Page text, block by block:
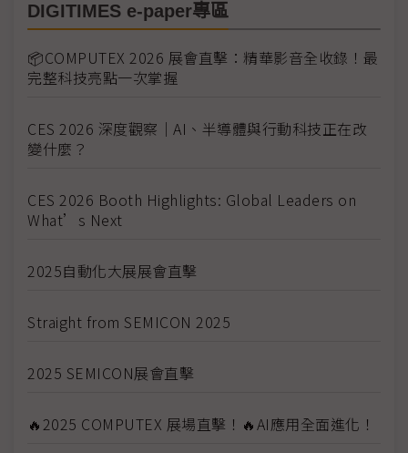
DIGITIMES e-paper專區
📦COMPUTEX 2026 展會直擊：精華影音全收錄！最
完整科技亮點一次掌握
CES 2026 深度觀察｜AI、半導體與行動科技正在改
變什麼？
CES 2026 Booth Highlights: Global Leaders on
What’s Next
2025自動化大展展會直擊
Straight from SEMICON 2025
2025 SEMICON展會直擊
🔥2025 COMPUTEX 展場直擊！🔥AI應用全面進化！